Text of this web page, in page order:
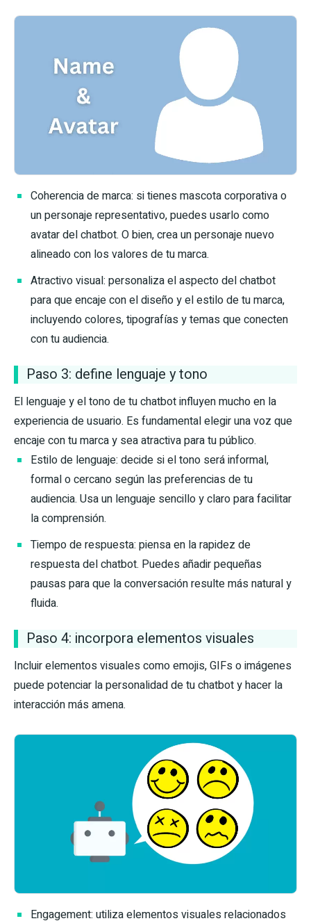
Coherencia de marca: si tienes mascota corporativa o
un personaje representativo, puedes usarlo como
avatar del chatbot. O bien, crea un personaje nuevo
alineado con los valores de tu marca.
Atractivo visual: personaliza el aspecto del chatbot
para que encaje con el diseño y el estilo de tu marca,
incluyendo colores, tipografías y temas que conecten
con tu audiencia.
Paso 3: define lenguaje y tono
El lenguaje y el tono de tu chatbot influyen mucho en la
experiencia de usuario. Es fundamental elegir una voz que
encaje con tu marca y sea atractiva para tu público.
Estilo de lenguaje: decide si el tono será informal,
formal o cercano según las preferencias de tu
audiencia. Usa un lenguaje sencillo y claro para facilitar
la comprensión.
Tiempo de respuesta: piensa en la rapidez de
respuesta del chatbot. Puedes añadir pequeñas
pausas para que la conversación resulte más natural y
fluida.
Paso 4: incorpora elementos visuales
Incluir elementos visuales como emojis, GIFs o imágenes
puede potenciar la personalidad de tu chatbot y hacer la
interacción más amena.
Engagement: utiliza elementos visuales relacionados